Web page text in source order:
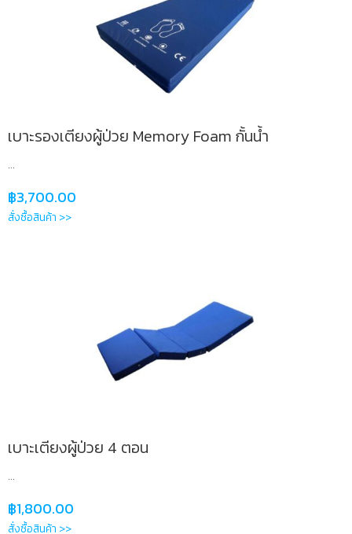
เบาะรองเตียงผู้ป่วย Memory Foam กั้นน้ำ
...
฿3,700.00
สั่งซื้อสินค้า >>
เบาะเตียงผู้ป่วย 4 ตอน
...
฿1,800.00
สั่งซื้อสินค้า >>